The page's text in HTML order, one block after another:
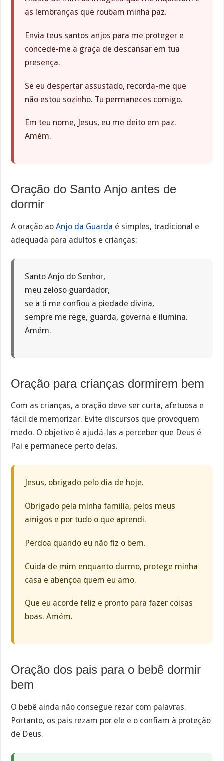
as lembranças que roubam minha paz.
Envia teus santos anjos para me proteger e
concede-me a graça de descansar em tua
presença.
Se eu despertar assustado, recorda-me que
não estou sozinho. Tu permaneces comigo.
Em teu nome, Jesus, eu me deito em paz.
Amém.
Oração do Santo Anjo antes de
dormir
A oração aoAnjo da Guarda é simples, tradicional e
adequada para adultos e crianças:
Santo Anjo do Senhor,
meu zeloso guardador,
se a ti me confiou a piedade divina,
sempre me rege, guarda, governa e ilumina.
Amém.
Oração para crianças dormirem bem
Com as crianças, a oração deve ser curta, afetuosa e
fácil de memorizar. Evite discursos que provoquem
medo. O objetivo é ajudá-las a perceber que Deus é
Pai e permanece perto delas.
Jesus, obrigado pelo dia de hoje.
Obrigado pela minha família, pelos meus
amigos e por tudo o que aprendi.
Perdoa quando eu não fiz o bem.
Cuida de mim enquanto durmo, protege minha
casa e abençoa quem eu amo.
Que eu acorde feliz e pronto para fazer coisas
boas. Amém.
Oração dos pais para o bebê dormir
bem
O bebê ainda não consegue rezar com palavras.
Portanto, os pais rezam por ele e o confiam à proteção
de Deus.